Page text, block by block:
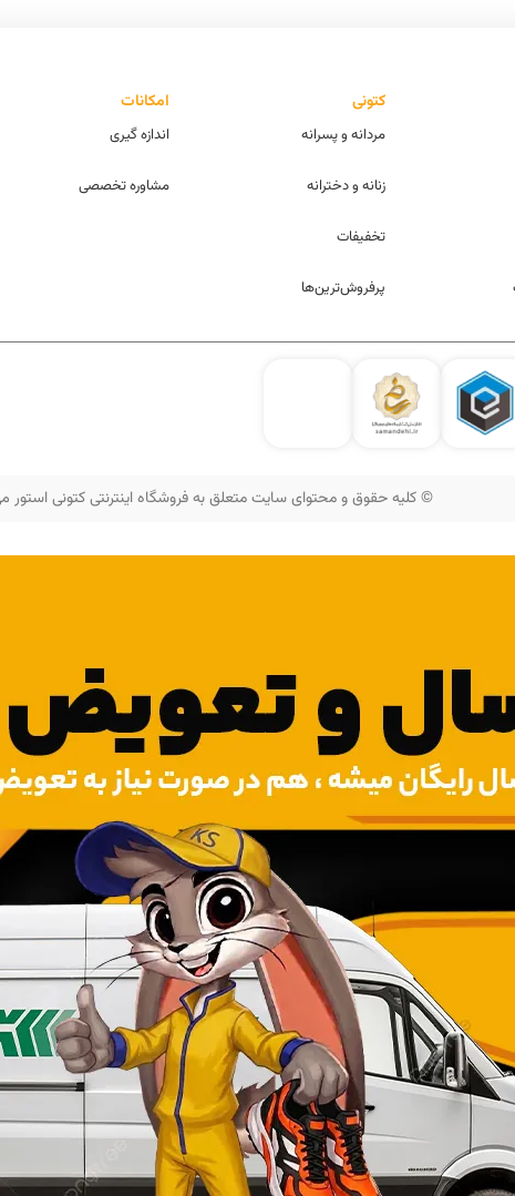
کتونی
مردانه و پسرانه
زنانه و دخترانه
تخفیفات
پرفروش‌ترین‌ها
امکانات
اندازه گیری
مشاوره تخصصی
© کلیه حقوق و محتوای سایت متعلق به فروشگاه اینترنتی کتونی استور می‌باشد.